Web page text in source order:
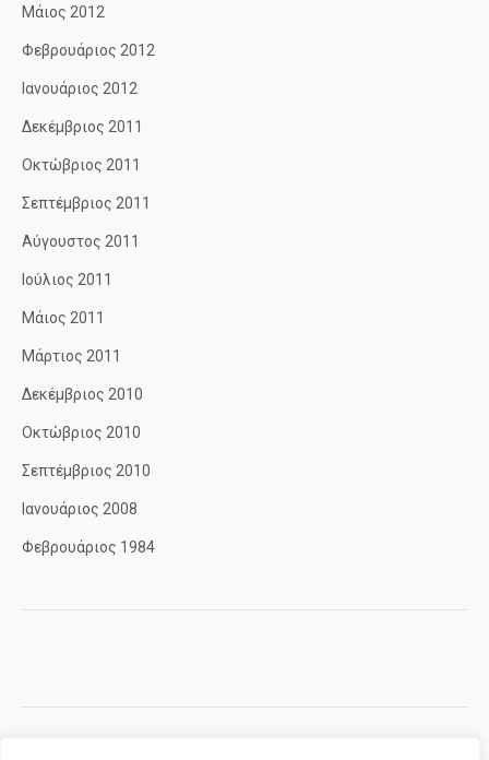
Μάιος 2012
Φεβρουάριος 2012
Ιανουάριος 2012
Δεκέμβριος 2011
Οκτώβριος 2011
Σεπτέμβριος 2011
Αύγουστος 2011
Ιούλιος 2011
Μάιος 2011
Μάρτιος 2011
Δεκέμβριος 2010
Οκτώβριος 2010
Σεπτέμβριος 2010
Ιανουάριος 2008
Φεβρουάριος 1984